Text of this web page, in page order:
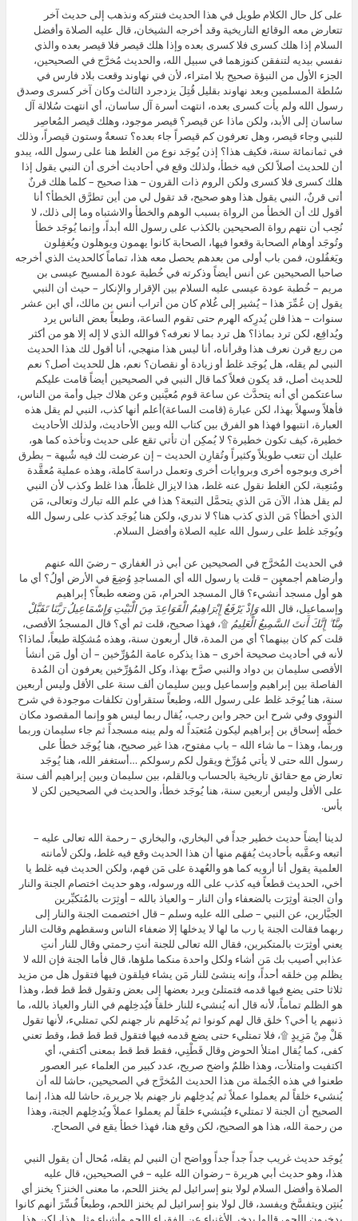
على كل حال الكلام طويل في هذا الحديث فنتركه ونذهب إلى حديث آخر
تتعارض معه الوقائع التاريخية وقد أخرجه الشيخان، قال عليه الصلاة وأفضل
السلام إذا هلك كسرى فلا كسرى بعده وإذا هلك قيصر فلا قيصر بعده والذي
نفسي بيديه لتنفقن كنوزهما في سبيل الله، والحديث مُخرَّج في الصحيحين،
الجزء الأول من النبؤة صحيح بلا امتراء، لأن في نهاوند وقعت بلاد فارس في
سُلطة المسلمين وبعد نهاوند بقليل قُتِلَ يزدجرد الثالث وكان آخر كسرى وصدق
رسول الله ولم يأت كسرى بعده، انتهت أسرة آل ساسان، أي انتهت سُلالة آل
ساسان إلى الأبد، ولكن ماذا عن قيصر؟ قيصر موجود، وهلك قيصر المُعاصِر
للنبي وجاء قيصر، وهل تعرفون كم قيصراً جاء بعده؟ تسعةٌ وستون قيصراً، وذلك
في ثمانمائة سنة، فكيف هذا؟ إذن يُوجَد نوع من الغلط هنا على رسول الله، يبدو
أن للحديث أصلاً لكن فيه خطأ، ولذلك وقع في أحاديث أخرى أن النبي يقول إذا
هلك كسرى فلا كسرى ولكن الروم ذات القرون – هذا صحيح – كلما هلك قرنٌ
أتى قرنٌ، النبي يقول هذا وهو صحيح، قد تقول لي من أين تطرَّق الخطأ؟ أنا
أقول لك أن الخطأ من الرواة بسبب الوهم والخطأ والاشتباه وما إلى ذلك، لا
نُحِب أن نتهم رواة الصحيحين بالكذب على رسول الله أبداً، وإنما يُوجَد خطأ
وتُوجَد أوهام الصحابة وقعوا فيها، الصحابة كانوا يهمون ويوهلون ويُغفِلون
ويَغفُلون، فمن باب أولى من بعدهم يحصل معه هذا، تماماً كالحديث الذي أخرجه
صاحبا الصحيحين عن أنس أيضاً وذكرته في خُطبة عودة المسيح عيسى بن
مريم – خُطبة عودة عيسى عليه السلام بين الإقرار والإنكار – حيث أن النبي
يقول إن عُمِّرَ هذا – يُشير إلى غُلام كان من أتراب أنس بن مالك، أي ابن عشر
سنوات – هذا فلن يُدرِكه الهرم حتى تقوم الساعة، وطبعاً بعض الناس يرد
ويُدافِع، لكن ترد بماذا؟ هل ترد بما لا نعرفه؟ فوالله الذي لا إله إلا هو من أكثر
من ربع قرن نعرف هذا وقرأناه، أنا ليس هذا منهجي، أنا أقول لك هذا الحديث
النبي لم يقله، هل يُوجَد غلط أو زيادة أو نقصان؟ نعم، هل للحديث أصل؟ نعم
للحديث أصل، قد يكون فعلاً كما قال النبي في الصحيحين أيضاً قامت عليكم
ساعتكمن أي أنه يتحدَّث عن ساعة قوم مُعيَّنين وعن هلاك جيل وأمة من الناس،
فأهلاً وسهلاً بهذا، لكن عبارة (قامت الساعة)أعلم أنها كذب، النبي لم يقل هذه
العبارة، انتبهوا فهذا هو الفرق بين كتاب الله وبين الأحاديث، ولذلك الأحاديث
خطيرة، كيف تكون خطيرة؟ لا يُمكِن أن تأتي تقع على حديث وتأخذه كما هو،
عليك أن تتعب طويلاً وكثيراً وتُقارِن الحديث – إن عرضت لك فيه شُبهة – بطرق
أخرى وبوجوه أخرى وبروايات أخرى وتعمل دراسة كاملة، وهذه عملية مُعقَّدة
ومُتعِبة، لكن الغلط نقول عنه غلط، هذا لايزال غلطاً، هذا غلط وكذب لأن النبي
لم يقل هذا، الآن مَن الذي يتحمَّل التبعة؟ هذا في علم الله تبارك وتعالى، مَن
الذي أخطأ؟ مَن الذي كذب هنا؟ لا ندري، ولكن هنا يُوجَد كذب على رسول الله
ويُوجَد غلط على رسول الله عليه الصلاة وأفضل السلام.
في الحديث المُخرَّج في الصحيحين عن أبي ذر الغفاري – رضيَ الله عنهم
وأرضاهم أجمعين – قلت يا رسول الله أي المساجدِ وُضِعَ في الأرض أولُ؟ أي ما
هو أول مسجد أُنشيء؟ قال المسجد الحرام، مَن وضعه طبعاً؟ إبراهيم
وإسماعيل، قال اللهوَإِذْ يَرْفَعُ إِبْرَاهِيمُ الْقَوَاعِدَ مِنَ الْبَيْتِ وَإِسْمَاعِيلُ رَبَّنَا تَقَبَّلْ
مِنَّا ۖ إِنَّكَ أَنتَ السَّمِيعُ الْعَلِيمُ ۩، فهذا صحيح، قلت ثم أي؟ قال المسجدُ الأقصى،
قلت كم كان بينهما؟ أي من المدة، قال أربعون سنة، وهذه مُشكِلة طبعاً، لماذا؟
لأنه في أحاديث صحيحة أخرى – هذا يذكره عامة المُؤرِّخين – أن أول مَن أنشأ
الأقصى سليمان بن دواد والنبي صرَّح بهذا، وكل المُؤرِّخين يعرفون أن المُدة
الفاصلة بين إبراهيم وإسماعيل وبين سليمان ألف سنة على الأقل وليس أربعين
سنة، هنا يُوجَد غلط على رسول الله، وطبعاً ستقرأون تكلفات موجودة في شرح
النووي وفي شرح ابن حجر وابن رجب، يُقال ربما ليس هو وإنما المقصود مكان
خطَّه إسحاق بن إبراهيم ليكون مُتعبَداً له ولم يبنه مسجداً ثم جاء سليمان وربما
وربما، وهذا – ما شاء الله – باب مفتوح، هذا غير صحيح، هنا يُوجَد خطأ على
رسول الله حتى لا يأتي مُؤرِّخ ويقول لكم رسولكم …أستغفر الله، هنا يُوجَد
تعارض مع حقائق تاريخية بالحساب وبالقلم، بين سليمان وبين إبراهيم ألف سنة
على الأقل وليس أربعين سنة، هنا يُوجَد خطأ، والحديث في الصحيحين لكن لا
بأس.
لدينا أيضاً حديث خطير جداً في البخاري، والبخاري – رحمة الله تعالى عليه –
أتبعه وعقَّبه بأحاديث يُفهَم منها أن هذا الحديث وقع فيه غلط، ولكن لأمانته
العلمية يقول أنا أرويه كما هو والعُهدة على مَن فهم، ولكن الحديث فيه غلط يا
أخي، الحديث قطعاً فيه كذب على الله ورسوله، وهو حديث اختصام الجنة والنار
وأن الجنة أوثِرَت بالضعفاء وأن النار – والعياذ بالله – أوثِرَت بالمُتكبِّرين
الجبَّارين، عن النبي – صلى الله عليه وسلم – قال اختصمت الجنة والنار إلى
ربهما فقالت الجنة يا رب ما لها لا يدخلها إلا ضعفاء الناس وسقطهم وقالت النار
يعني أوثِرَت بالمتكبرين، فقال الله تعالى للجنة أنتِ رحمتي وقال للنار أنتِ
عذابي أصيب بك مَن أشاء ولكل واحدة منكما ملؤها، قال فأما الجنة فإن الله لا
يظلم مِن خلقه أحداً، وإنه ينشئ للنار مَن يشاء فيلقون فيها فتقول هل من مزيد
ثلاثا حتى يضع فيها قدمه فتمتلئ ويرد بعضها إلى بعض وتقول قط قط قط، وهذا
هو الظلم تماماً، لأنه قال أنه يُنشيء للنار خلقاً فيُدخِلهم في النار والعياذ بالله، ما
ذنبهم يا أخي؟ خلق قال لهم كونوا ثم يُدخَلهم نار جهنم لكي تمتليء، لأنها تقول
هَلْ مِنْ مَزِيدٍ ۩، فلا تمتليء حتى يضع قدمه فيها فتقول قط قط قط، وقط تعني
كفى، كما يُقال امتلأ الحوض وقال قَطْنِي، فقط قط قط بمعنى أكتفي، أي
اكتفيت وامتلأت، وهذا ظلمٌ واضح صريح، عدد كبير من العلماء عبر العصور
طعنوا في هذه الجُملة من هذا الحديث المُخرَّج في الصحيحين، حاشا لله أن
يُنشيء خلقاً لم يعملوا عملاً ثم يُدخِلهم نار جهنم بلا جريرة، حاشا لله هذا، إنما
الصحيح أن الجنة لا تمتليء فيُنشيء خلقاً لم يعملوا عملاً ويُدخِلهم الجنة، وهذا
من رحمة الله، هذا هو الصحيح، لكن وقع هنا، فهذا خطأ يقع في الصحاح.
يُوجَد حديث غريب جداً جداً جداً وواضح أن النبي لم يقله، مُحال أن يقول النبي
هذا، وهو حديث أبي هريرة – رضوان الله عليه – في الصحيحين، قال عليه
الصلاة وأفضل السلام لولا بنو إسرائيل لم يخنز اللحم، ما معنى الخنز؟ يخنز أي
يُنتِن ويتفسَّخ ويفسد، قال لولا بنو إسرائيل لم يخنز اللحم، وطبعاً فُسِّرَ أنهم كانوا